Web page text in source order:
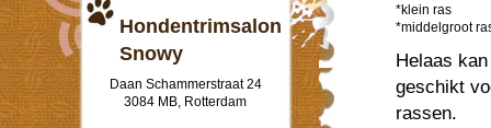
Hondentrimsalon
Snowy
Daan Schammerstraat 24
3084 MB, Rotterdam
*klein ras
*middelgroot
Helaas
geschikt
rassen.